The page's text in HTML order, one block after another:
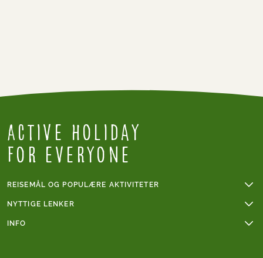
Active Holiday
for everyone
REISEMÅL OG POPULÆRE AKTIVITETER
Fotturer
Sykkelferie i Frankrike
NYTTIGE LENKER
Online betaling
INFO